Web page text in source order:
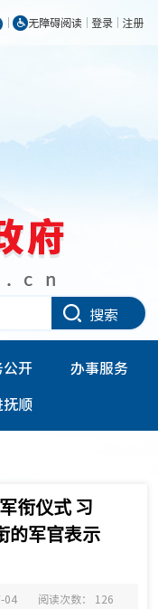
无障碍阅读 登录 注册
搜索
开
办事服务
顺
衔仪式 习
的军官表示
04 阅读次数： 126